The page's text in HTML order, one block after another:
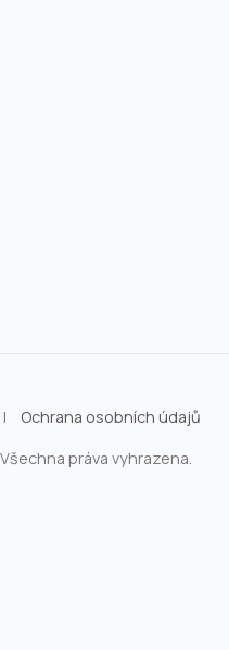
|
Ochrana osobních údajů
práva vyhrazena.